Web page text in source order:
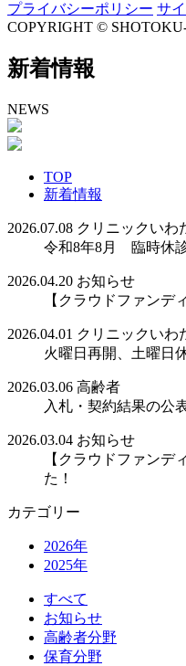
プライバシーポリシー サ
COPYRIGHT ©
新着情報
NEWS
TOP
新着情報
2026.07.08 クリニックいわ
令和8年8月 臨時休
2026.04.20 お知らせ
【クラウドファンデ
2026.04.01 クリニックいわ
火曜日再開、土曜日
2026.03.06 高齢者
入札・契約結果の公
2026.03.04 お知らせ
【クラウドファンデ
た！
カテゴリー
2026年
2025年
すべて
お知らせ
高齢者分野
保育分野